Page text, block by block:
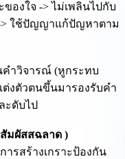
องใจ -> ไม่เพลินไปกับ
> ใช้ปัญญาแก้ปัญหาตาม
คำวิจารณ์ (หูกระทบ
ต่งตัวตนขึ้นมารองรับคำ
ะดับไป
มผัสสฉลาด )
รสร้างเกราะป้องกัน